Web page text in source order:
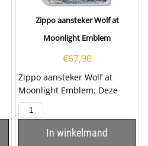
Zippo aansteker Wolf at
Moonlight Emblem
€67,90
Zippo aansteker Wolf at
Moonlight Emblem. Deze
Zippo aansteker heeft een
geborsteld chromen...
In winkelmand